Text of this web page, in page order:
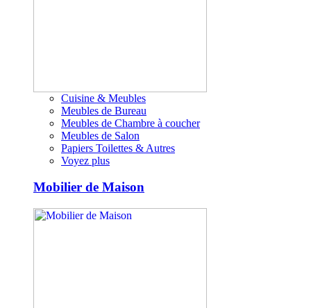
Cuisine & Meubles
Meubles de Bureau
Meubles de Chambre à coucher
Meubles de Salon
Papiers Toilettes & Autres
Voyez plus
Mobilier de Maison